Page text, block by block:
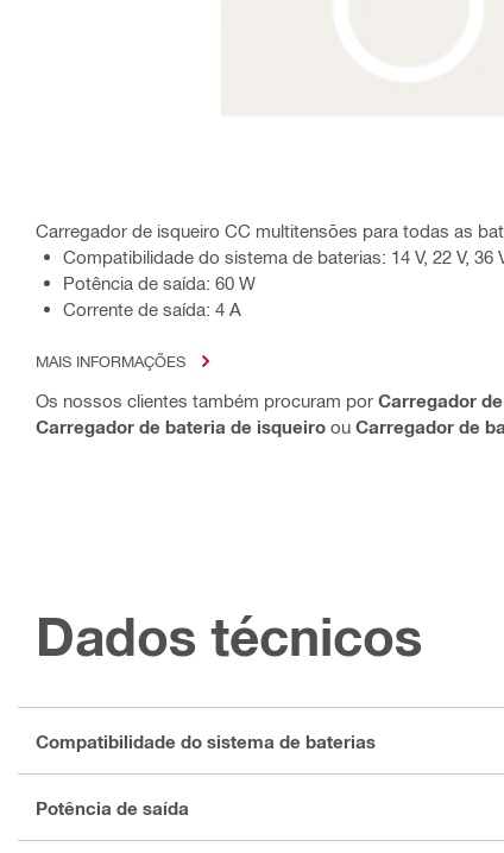
Carregador de isqueiro CC multitensões para todas as
Compatibilidade do sistema de baterias: 14 V, 22 V, 36
Potência de saída: 60 W
Corrente de saída: 4 A
MAIS INFORMAÇÕES
Os nossos clientes também procuram por Carregador
Carregador de bateria de isqueiro ou Carregador de
Dados técnicos
Compatibilidade do sistema de baterias
Potência de saída